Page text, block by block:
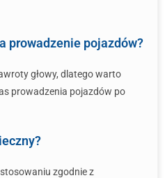
prowadzenie pojazdów?
głowy, dlatego warto
prowadzenia pojazdów po
zgodnie z